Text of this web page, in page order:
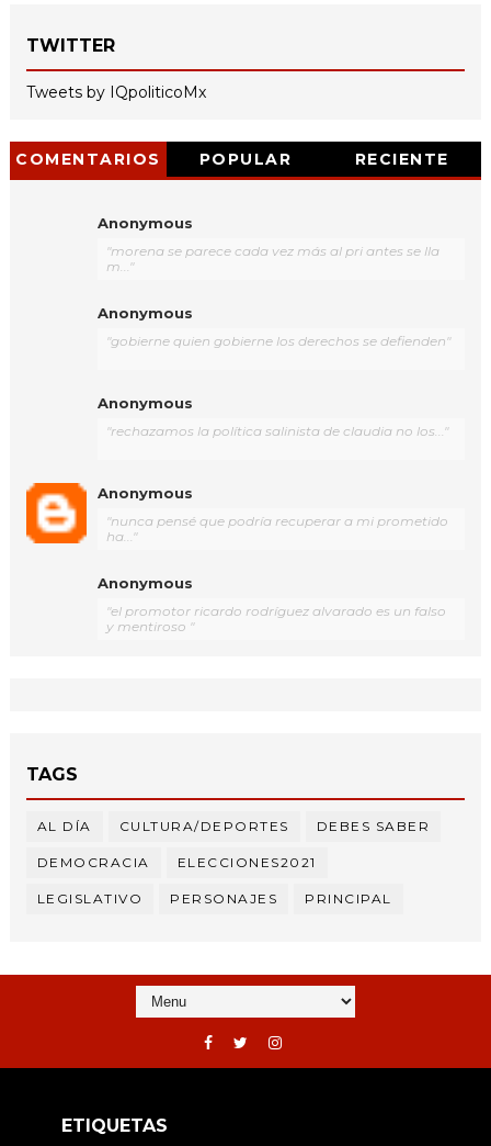
TWITTER
Tweets by IQpoliticoMx
COMENTARIOS POPULAR RECIENTE
Anonymous
"morena se parece cada vez más al pri antes se lla
m..."
Anonymous
"gobierne quien gobierne los derechos se defienden"
Anonymous
"rechazamos la política salinista de claudia no los..."
Anonymous
"nunca pensé que podría recuperar a mi prometido
ha..."
Anonymous
"el promotor ricardo rodríguez alvarado es un falso
y mentiroso "
TAGS
AL DÍA CULTURA/DEPORTES DEBES SABER
DEMOCRACIA ELECCIONES2021
LEGISLATIVO PERSONAJES PRINCIPAL
ETIQUETAS